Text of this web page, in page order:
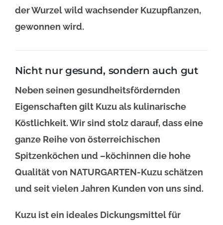
der Wurzel wild wachsender Kuzupflanzen,
gewonnen wird.
Nicht nur gesund, sondern auch gut
Neben seinen gesundheitsfördernden
Eigenschaften gilt Kuzu als kulinarische
Köstlichkeit. Wir sind stolz darauf, dass eine
ganze Reihe von österreichischen
Spitzenköchen und –köchinnen die hohe
Qualität von NATURGARTEN-Kuzu schätzen
und seit vielen Jahren Kunden von uns sind.
Kuzu ist ein ideales Dickungsmittel für